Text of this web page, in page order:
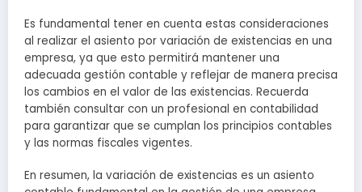
Es fundamental tener en cuenta estas consideraciones
al realizar el asiento por variación de existencias en una
empresa, ya que esto permitirá mantener una
adecuada gestión contable y reflejar de manera precisa
los cambios en el valor de las existencias. Recuerda
también consultar con un profesional en contabilidad
para garantizar que se cumplan los principios contables
y las normas fiscales vigentes.
En resumen, la variación de existencias es un asiento